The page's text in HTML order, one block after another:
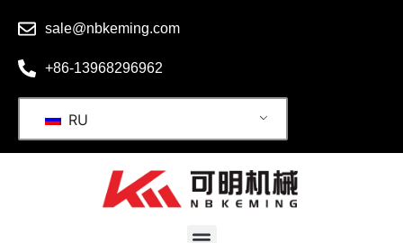
sale@nbkeming.com
+86-13968296962
RU